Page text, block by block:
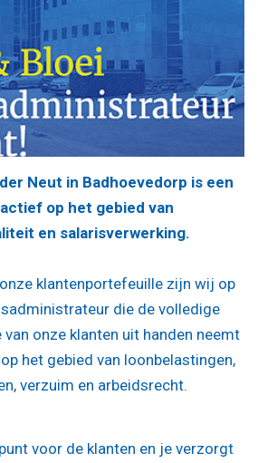
Neut in Badhoevedorp is een
op het gebied van
en salarisverwerking.
klantenportefeuille zijn wij op
die de volledige
onze klanten uit handen neemt
het gebied van loonbelastingen,
verzuim en arbeidsrecht.
voor de klanten en je verzorgt